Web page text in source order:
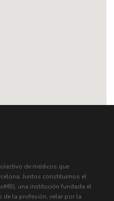
de médicos que
Juntos constituimos el
una institución fundada el
de la profesión, velar por la